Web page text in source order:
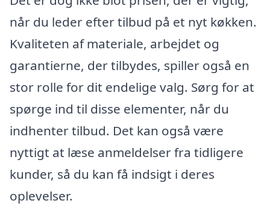
når du leder efter tilbud på et nyt køkken.
Kvaliteten af materiale, arbejdet og
garantierne, der tilbydes, spiller også en
stor rolle for dit endelige valg. Sørg for at
spørge ind til disse elementer, når du
indhenter tilbud. Det kan også være
nyttigt at læse anmeldelser fra tidligere
kunder, så du kan få indsigt i deres
oplevelser.